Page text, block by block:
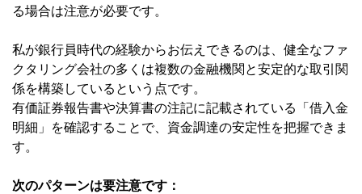
る場合は注意が必要です。
私が銀行員時代の経験からお伝えできるのは、健全なファ
クタリング会社の多くは複数の金融機関と安定的な取引関
係を構築しているという点です。
有価証券報告書や決算書の注記に記載されている「借入金
明細」を確認することで、資金調達の安定性を把握できま
す。
次のパターンは要注意です：